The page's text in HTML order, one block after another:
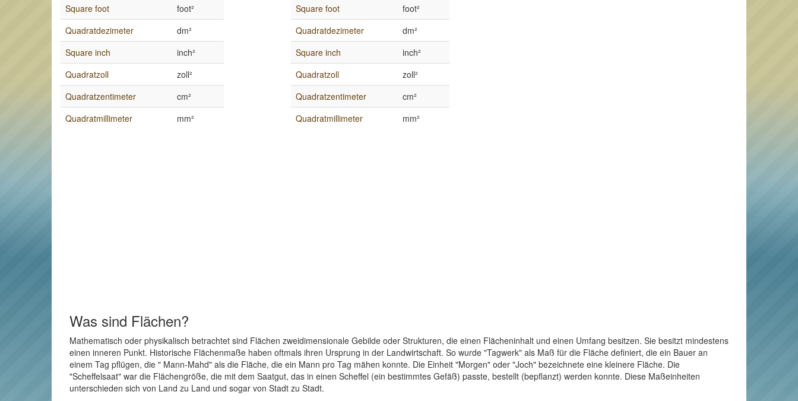
Square foot
foot²
Quadratdezimeter
dm²
Square inch
inch²
Quadratzoll
zoll²
Quadratzentimeter
cm²
Quadratmillimeter
mm²
Square foot
foot²
Quadratdezimeter
dm²
Square inch
inch²
Quadratzoll
zoll²
Quadratzentimeter
cm²
Quadratmillimeter
mm²
Was sind Flächen?
Mathematisch oder physikalisch betrachtet sind Flächen zweidimensionale Gebilde oder Strukturen, die einen Flächeninhalt und einen Umfang besitzen. Sie besitzt mindestens
einen inneren Punkt. Historische Flächenmaße haben oftmals ihren Ursprung in der Landwirtschaft. So wurde "Tagwerk" als Maß für die Fläche definiert, die ein Bauer an
einem Tag pflügen, die " Mann-Mahd" als die Fläche, die ein Mann pro Tag mähen konnte. Die Einheit "Morgen" oder "Joch" bezeichnete eine kleinere Fläche. Die
"Scheffelsaat" war die Flächengröße, die mit dem Saatgut, das in einen Scheffel (ein bestimmtes Gefäß) passte, bestellt (bepflanzt) werden konnte. Diese Maßeinheiten
unterschieden sich von Land zu Land und sogar von Stadt zu Stadt.